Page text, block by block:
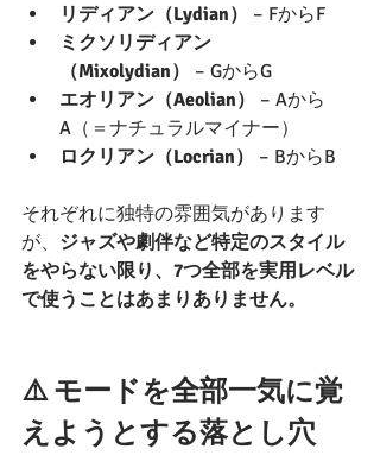
リディアン（Lydian）
– FからF
ミクソリディアン
（Mixolydian）
– GからG
エオリアン（Aeolian）
– Aから
A（＝ナチュラルマイナー）
ロクリアン（Locrian）
– BからB
それぞれに独特の雰囲気があります
が、 ジャズや劇伴など特定のスタイル
をやらない限り、7つ全部を実用レベル
で使うことはあまりありません。
⚠️ モードを全部一気に覚
えようとする落とし穴